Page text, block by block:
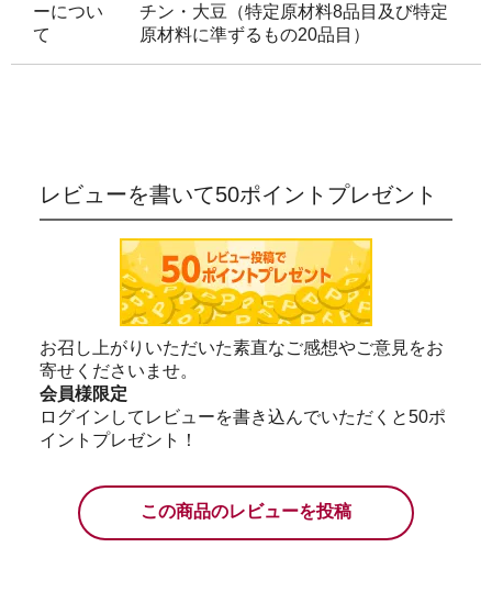
ーについ
て
チン・大豆（特定原材料8品目及び特定
原材料に準ずるもの20品目）
レビューを書いて50ポイントプレゼント
お召し上がりいただいた素直なご感想やご意見をお
寄せくださいませ。
会員様限定
ログインしてレビューを書き込んでいただくと50ポ
イントプレゼント！
この商品のレビューを投稿